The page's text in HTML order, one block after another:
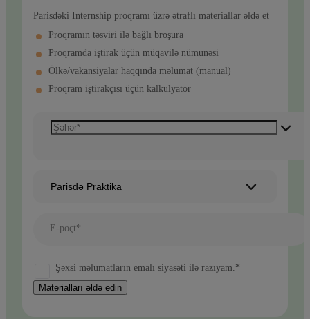
Parisdəki Internship proqramı üzrə ətraflı materiallar əldə et
Proqramın təsviri ilə bağlı broşura
Proqramda iştirak üçün müqavilə nümunəsi
Ölkə/vakansiyalar haqqında məlumat (manual)
Proqram iştirakçısı üçün kalkulyator
Parisdə Praktika
E-poçt*
Şəxsi məlumatların emalı siyasəti ilə razıyam.*
Materialları əldə edin